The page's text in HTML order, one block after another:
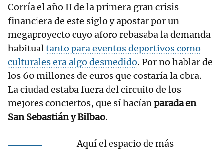
Corría el año II de la primera gran crisis
financiera de este siglo y apostar por un
megaproyecto cuyo aforo rebasaba la demanda
habitualtanto para eventos deportivos como
culturales era algo desmedido. Por no hablar de
los 60 millones de euros que costaría la obra.
La ciudad estaba fuera del circuito de los
mejores conciertos, que sí hacíanparada en
San Sebastián y Bilbao.
Aquí el espacio de más